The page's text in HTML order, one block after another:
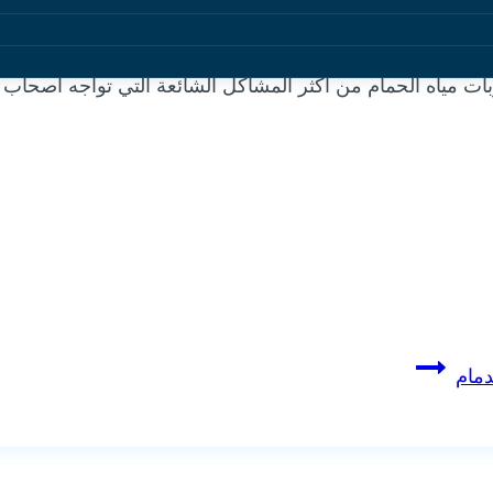
الحمام من أكثر المشاكل الشائعة التي تواجه أصحاب